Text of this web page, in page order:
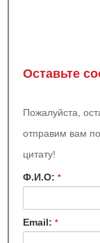
Оставьте
Пожалуйста,
отправим вам
цитату!
Ф.И.О:*
Email:*